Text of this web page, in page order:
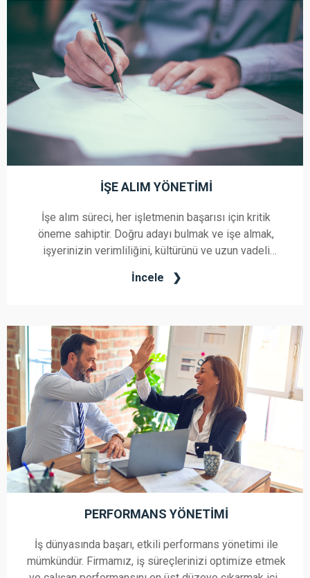
İŞE ALIM YÖNETIMI
İşe alım süreci, her işletmenin başarısı için kritik
öneme sahiptir. Doğru adayı bulmak ve işe almak,
işyerinizin verimliliğini, kültürünü ve uzun vadeli
uzmanlaşmış bir danışmanlık firması olarak,
İncele
PERFORMANS YÖNETIMI
İş dünyasında başarı, etkili performans yönetimi ile
mümkündür. Firmamız, iş süreçlerinizi optimize etmek